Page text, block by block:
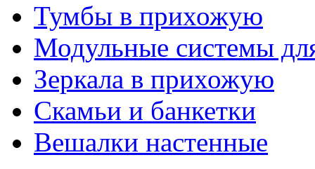
Тумбы в прихожую
Модульные системы
Зеркала в прихожую
Скамьи и банкетки
Вешалки настенные